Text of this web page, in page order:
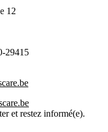
12
29415
et restez informé(e).